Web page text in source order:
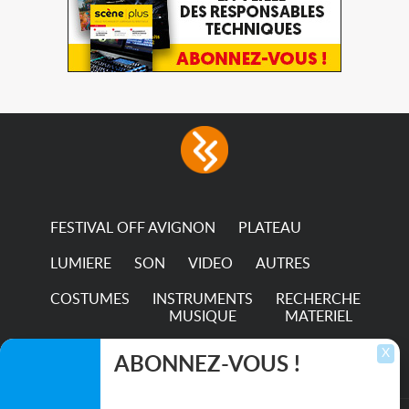
FESTIVAL OFF AVIGNON PLATEAU
LUMIERE SON VIDEO AUTRES
COSTUMES
INSTRUMENTS
MUSIQUE
RECHERCHE
MATERIEL
TRANSPORTS X
ABONNEZ-VOUS !